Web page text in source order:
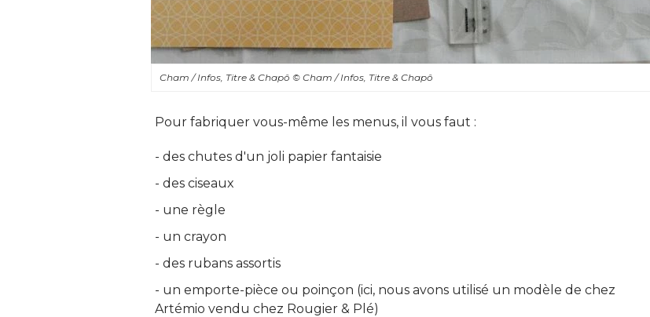
Cham / Infos, Titre & Chapô © Cham / Infos, Titre & Chapô
Pour fabriquer vous-même les menus, il vous faut :
- des chutes d'un joli papier fantaisie
- des ciseaux
- une règle
- un crayon
- des rubans assortis
- un emporte-pièce ou poinçon (ici, nous avons utilisé un modèle de chez
Artémio vendu chez Rougier & Plé)